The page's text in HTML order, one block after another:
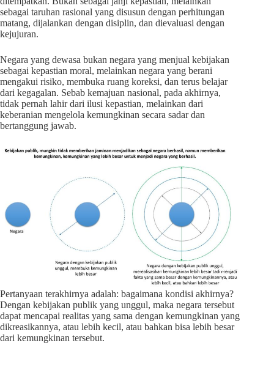
sebagai taruhan rasional yang disusun dengan perhitungan
matang, dijalankan dengan disiplin, dan dievaluasi dengan
kejujuran.
Negara yang dewasa bukan negara yang menjual kebijakan
sebagai kepastian moral, melainkan negara yang berani
mengakui risiko, membuka ruang koreksi, dan terus belajar
dari kegagalan. Sebab kemajuan nasional, pada akhirnya,
tidak pernah lahir dari ilusi kepastian, melainkan dari
keberanian mengelola kemungkinan secara sadar dan
bertanggung jawab.
Pertanyaan terakhirnya adalah: bagaimana kondisi akhirnya?
Dengan kebijakan publik yang unggul, maka negara tersebut
dapat mencapai realitas yang sama dengan kemungkinan yang
dikreasikannya, atau lebih kecil, atau bahkan bisa lebih besar
dari kemungkinan tersebut.